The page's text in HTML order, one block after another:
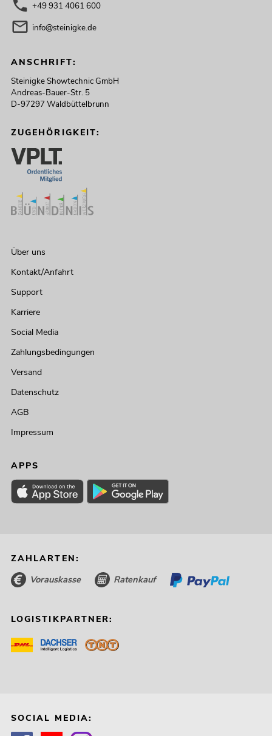
+49 931 4061 600
info@steinigke.de
ANSCHRIFT:
Steinigke Showtechnic GmbH
Andreas-Bauer-Str. 5
D-97297 Waldbüttelbrunn
ZUGEHÖRIGKEIT:
Über uns
Kontakt/Anfahrt
Support
Karriere
Social Media
Zahlungsbedingungen
Versand
Datenschutz
AGB
Impressum
APPS
ZAHLARTEN:
Vorauskasse Ratenkauf
LOGISTIKPARTNER:
SOCIAL MEDIA: